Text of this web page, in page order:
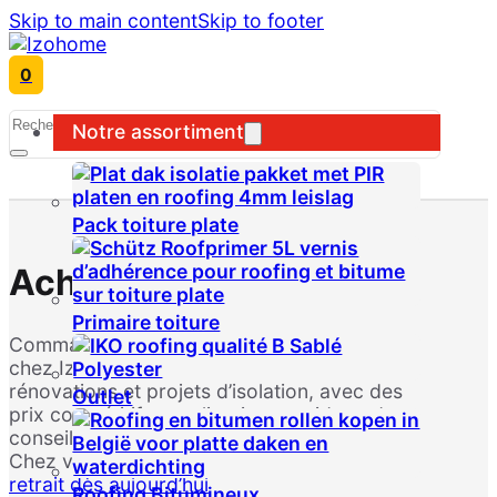
Skip to main contentSkip to footer
0
Notre assortiment
Pack toiture plate
Primaire toiture
Outlet
Search
AcheterColle
Commandez facilement votre Colleen ligne
chez Izohome. Idéal pour toitures plates,
rénovations et projets d’isolation, avec des
prix compétitifs, une livraison rapide et des
conseils professionnels partout en Belgique.
Chez vous sous3 à 5 jours ouvrables
retrait dès aujourd’hui